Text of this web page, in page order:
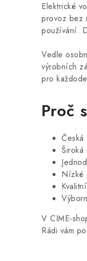
Elektrické
provoz bez
používání.
Vedle
výrobních
pro
Proč
Česká
Nízké
V CIME-
Rádi vám